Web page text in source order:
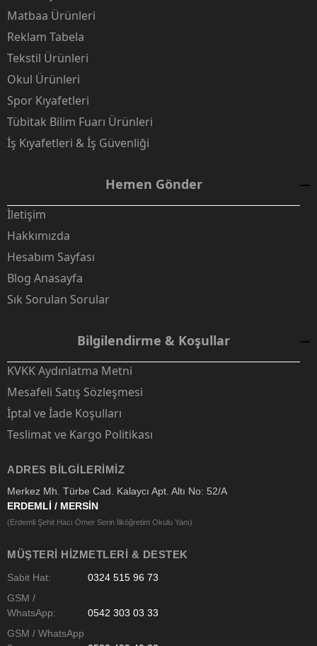
Matbaa Ürünleri
Reklam Tabela
Tekstil Ürünleri
Okul Ürünleri
Spor Kıyafetleri
Tübitak Bilim Fuarı Ürünleri
İş Kıyafetleri & İş Güvenliği
Hemen Gönder
İletişim
Hakkımızda
Hesabım Sayfası
Blog Anasayfa
Sık Sorulan Sorular
Bilgilendirme & Koşullar
KVKK Aydınlatma Metni
Mesafeli Satış Sözleşmesi
İptal ve İade Koşulları
Teslimat ve Kargo Politikası
ADRES BILGILERIMIZ
Merkez Mh. Türbe Cad. Kalaycı Apt. Altı No: 52/A
ERDEMLİ / MERSİN
(Erdemli Şehit Hacı Ömer Serin İlköğretim Okulu Yanı)
MÜŞTERI HIZMETLERI & DESTEK
Sabit Hat:
0324 515 96 73
GSM /
WhatsApp:
0542 303 03 33
GSM / WhatsApp